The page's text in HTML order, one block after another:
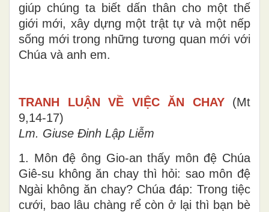
giúp chúng ta biết dấn thân cho một thế
giới mới, xây dựng một trật tự và một nếp
sống mới trong những tương quan mới với
Chúa và anh em.
TRANH LUẬN VỀ VIỆC ĂN CHAY (Mt
9,14-17)
Lm. Giuse Đinh Lập Liễm
1. Môn đệ ông Gio-an thấy môn đệ Chúa
Giê-su không ăn chay thì hỏi: sao môn đệ
Ngài không ăn chay? Chúa đáp: Trong tiệc
cưới, bao lâu chàng rể còn ở lại thì bạn bè